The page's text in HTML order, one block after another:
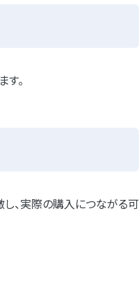
。
し、実際の購入につながる可